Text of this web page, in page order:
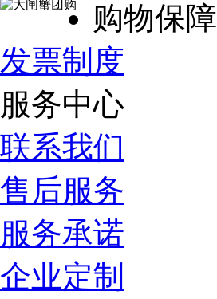
购物保障
发票制度
服务中心
联系我们
售后服务
服务承诺
企业定制